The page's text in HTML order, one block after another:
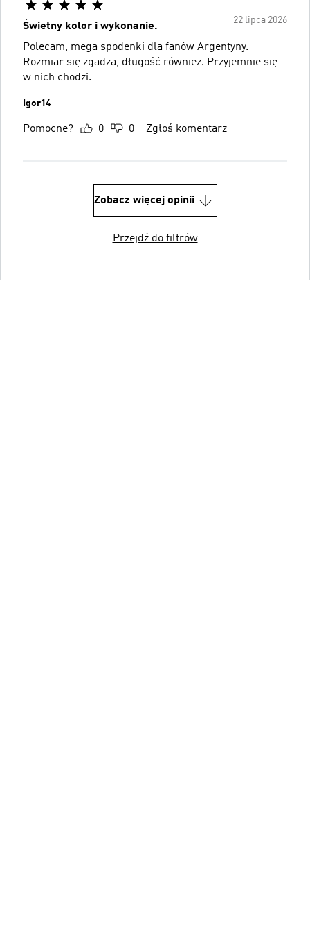
22 lipca 2026
Świetny kolor i wykonanie.
Polecam, mega spodenki dla fanów Argentyny.
Rozmiar się zgadza, długość również. Przyjemnie się
w nich chodzi.
Igor14
Pomocne? 0 0 Zgłoś komentarz
Zobacz więcej opinii
Przejdź do filtrów